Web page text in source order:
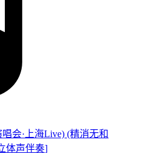
会·上海Live) (精消无和
体声伴奏]